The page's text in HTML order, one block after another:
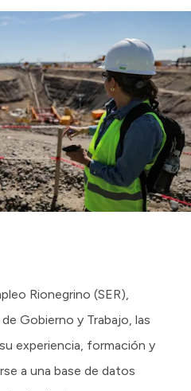
Rionegrino (SER),
Gobierno y Trabajo, las
experiencia, formación y
a una base de datos